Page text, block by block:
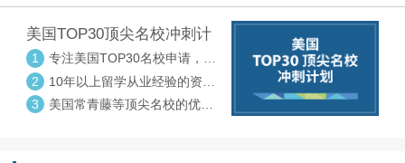
美国TOP30顶尖名校冲刺计
划
1
专注美国TOP30名校申请，高
度个性化指导
2
10年以上留学从业经验的资深
中方顾问
3
美国常青藤等顶尖名校的优秀